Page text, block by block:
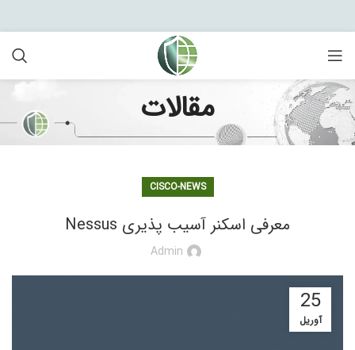
مقالات
CISCO-NEWS
معرفی اسکنر آسیب پذیری Nessus
Admin
25
آوریل